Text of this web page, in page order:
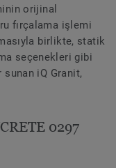
orijinal
fırçalama işlemi
birlikte, statik
seçenekleri gibi
iQ Granit,
0297